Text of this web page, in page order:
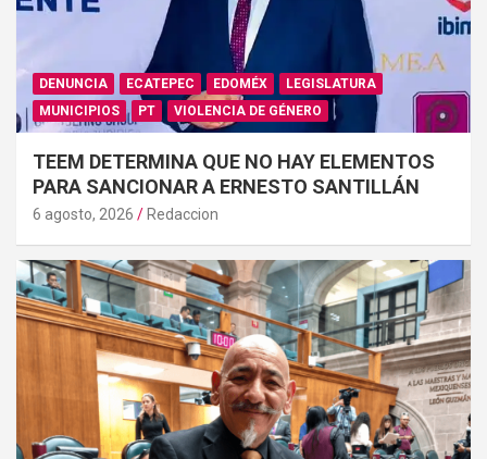
DENUNCIA ECATEPEC EDOMÉX
LEGISLATURA
MUNICIPIOS
PT VIOLENCIA DE GÉNERO
TEEM DETERMINA QUE NO HAY ELEMENTOS
PARA SANCIONAR A ERNESTO SANTILLÁN
6 agosto, 2026 Redaccion